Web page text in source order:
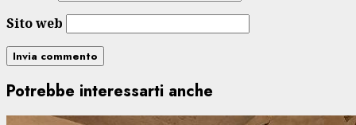
Sito web
Potrebbe interessarti anche